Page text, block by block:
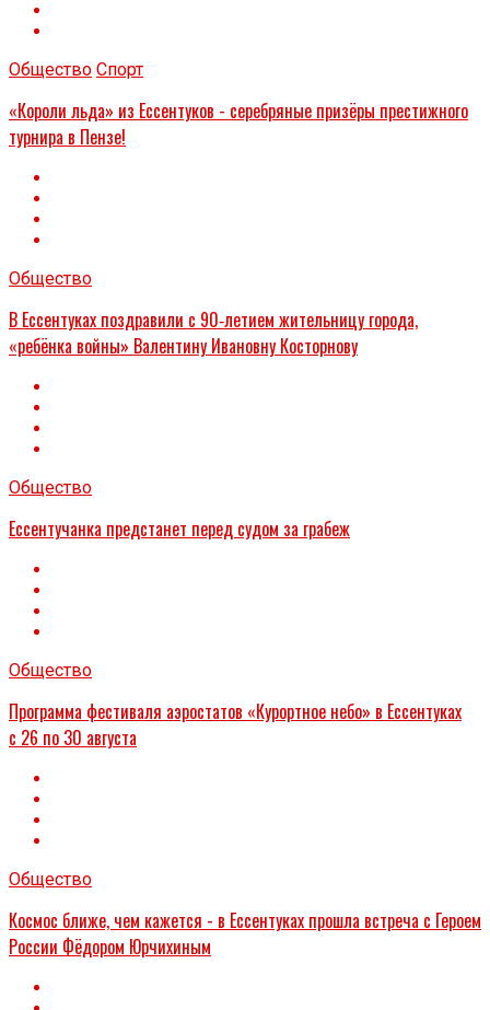
Общество Спорт
«Короли льда» из Ессентуков - серебряные призёры престижного
турнира в Пензе!
Общество
В Ессентуках поздравили с 90‑летием жительницу города,
«ребёнка войны» Валентину Ивановну Косторнову
Общество
Ессентучанка предстанет перед судом за грабеж
Общество
Программа фестиваля аэростатов «Курортное небо» в Ессентуках
с 26 по 30 августа
Общество
Космос ближе, чем кажется - в Ессентуках прошла встреча с Героем
России Фёдором Юрчихиным